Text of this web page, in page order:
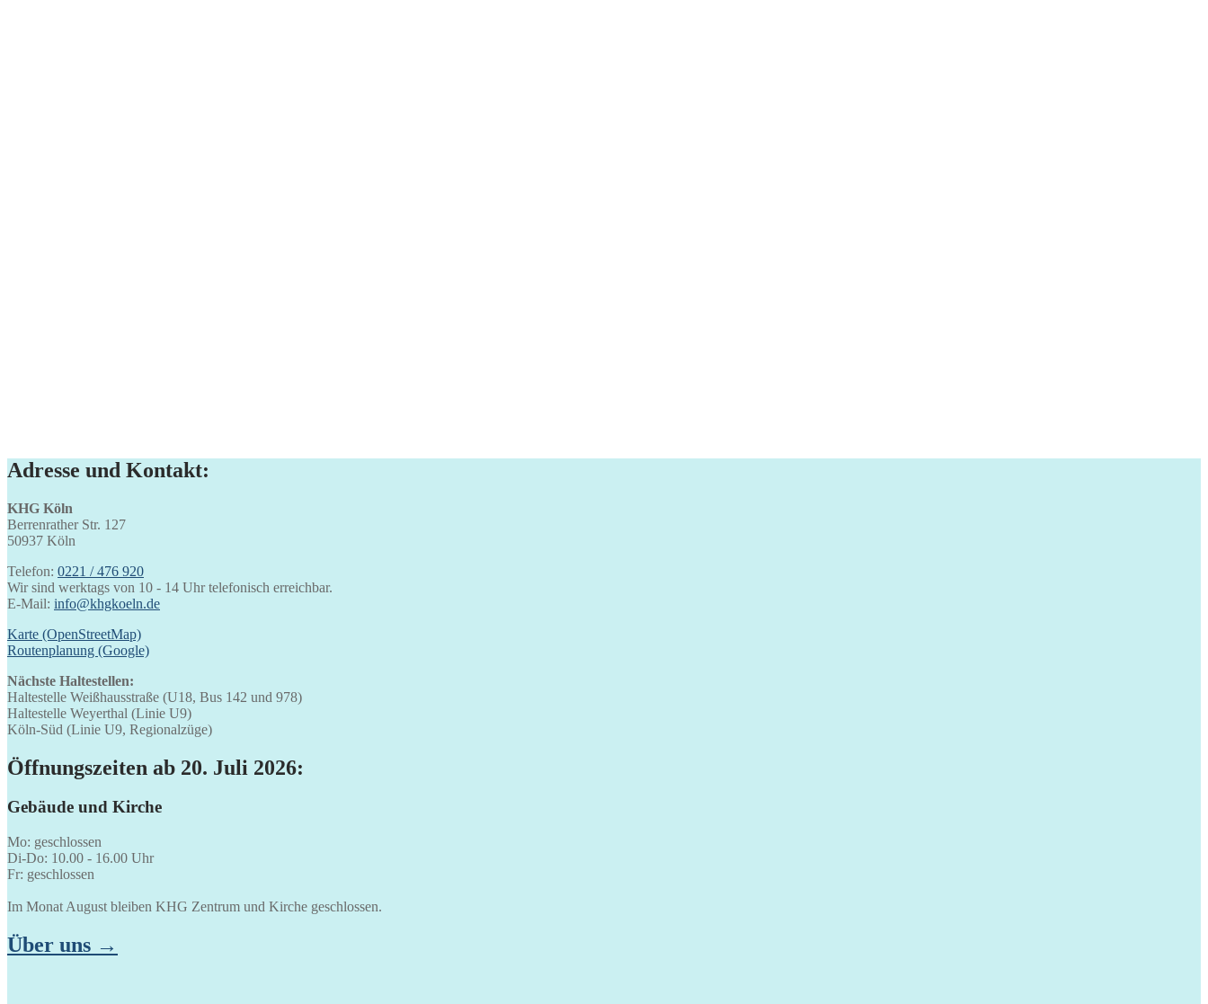
Adresse und Kontakt:
KHG Köln
Berrenrather Str. 127
50937 Köln
Telefon: 0221 / 476 920
Wir sind werktags von 10 - 14 Uhr telefonisch erreichbar.
E-Mail: info@khgkoeln.de
Karte (OpenStreetMap)
Routenplanung (Google)
Nächste Haltestellen:
Haltestelle Weißhausstraße (U18, Bus 142 und 978)
Haltestelle Weyerthal (Linie U9)
Köln-Süd (Linie U9, Regionalzüge)
Öffnungszeiten ab 20. Juli 2026:
Gebäude und Kirche
Mo: geschlossen
Di-Do: 10.00 - 16.00 Uhr
Fr: geschlossen
Im Monat August bleiben KHG Zentrum und Kirche geschlossen.
Über uns →